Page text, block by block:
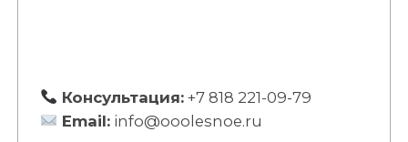
Консультация:+7 818 221-09-79
Email: info@ooolesnoe.ru